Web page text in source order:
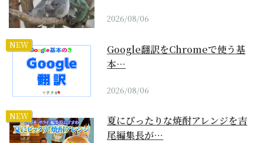
2026/08/06
NEW
Google翻訳をChromeで使う基
本…
2026/08/06
NEW
夏にぴったりな焼酎アレンジを吉
尾編集長が…